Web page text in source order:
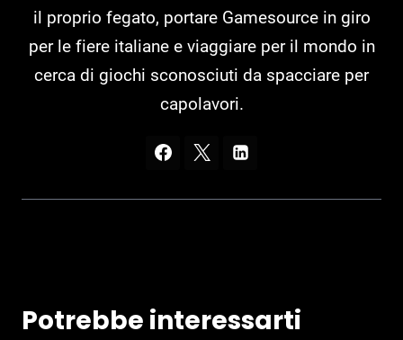
il proprio fegato, portare Gamesource in giro
per le fiere italiane e viaggiare per il mondo in
cerca di giochi sconosciuti da spacciare per
capolavori.
Potrebbe interessarti